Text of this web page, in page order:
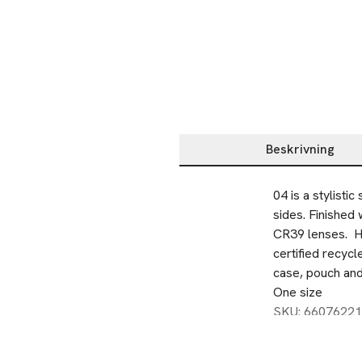
Beskrivning
Beskrivning
04 is a stylistic
sides.
CR39 lenses.
certified
case, pouch
One size
SKU: 66076221